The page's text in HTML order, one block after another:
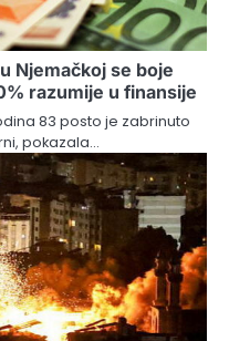
Njemačkoj se boje
razumije u finansije
83 posto je zabrinuto
pokazala…